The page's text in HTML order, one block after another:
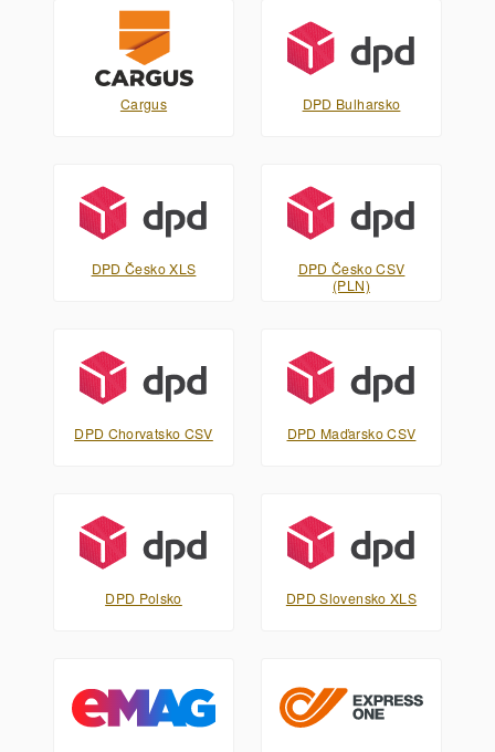
Cargus DPD Bulharsko
DPD Česko XLS
DPD Česko CSV
(PLN)
DPD Chorvatsko CSV DPD Maďarsko CSV
DPD Polsko DPD Slovensko XLS